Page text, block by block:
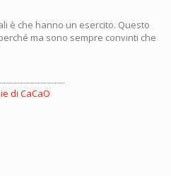
è che hanno un esercito. Questo
ma sono sempre convinti che
di CaCaO